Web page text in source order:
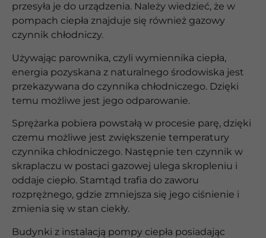
przesyła je do urządzenia. Należy wiedzieć, że w
pompach ciepła znajduje się również gazowy
czynnik chłodniczy.
Używając parownika, czyli wymiennika ciepła,
energia pozyskana z naturalnego środowiska jest
przekazywana do czynnika chłodniczego. Dzięki
temu możliwe jest jego odparowanie.
Sprężarka pobiera powstałą w procesie parę, dzięki
czemu możliwe jest zwiększenie temperatury
czynnika chłodniczego. Następnie ten czynnik w
skraplaczu w postaci gazowej ulega skropleniu i
oddaje ciepło. Stamtąd trafia do zaworu
rozprężnego, gdzie zmniejsza się jego ciśnienie i
zmienia się w stan ciekły.
Budynki z instalacją pompy ciepła posiadając